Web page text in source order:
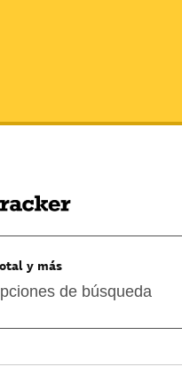
y más
de búsqueda